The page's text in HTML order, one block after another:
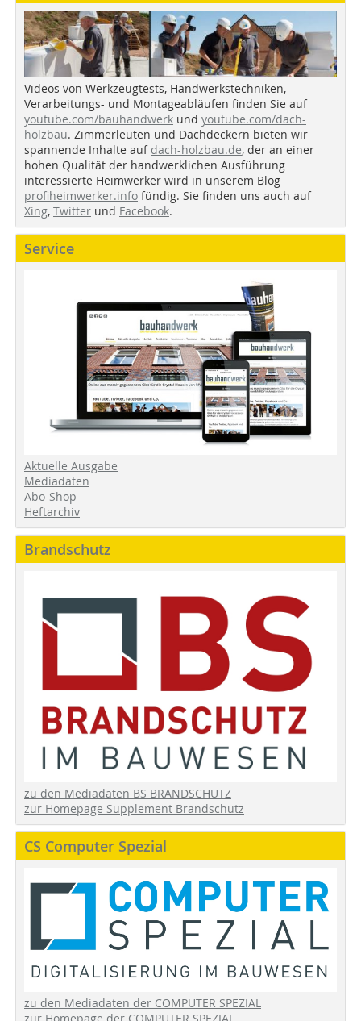
Videos von Werkzeugtests, Handwerkstechniken,
Verarbeitungs- und Montageabläufen finden Sie auf
youtube.com/bauhandwerk und youtube.com/dach-
holzbau. Zimmerleuten und Dachdeckern bieten wir
spannende Inhalte auf dach-holzbau.de, der an einer
hohen Qualität der handwerklichen Ausführung
interessierte Heimwerker wird in unserem Blog
profiheimwerker.info fündig. Sie finden uns auch auf
Xing, Twitter und Facebook.
Service
Aktuelle Ausgabe
Mediadaten
Abo-Shop
Heftarchiv
Brandschutz
zu den Mediadaten BS BRANDSCHUTZ
zur Homepage Supplement Brandschutz
CS Computer Spezial
zu den Mediadaten der COMPUTER SPEZIAL